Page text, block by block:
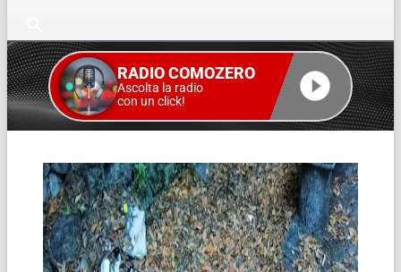
RADIO COMOZERO
Ascolta la radio
con un click!